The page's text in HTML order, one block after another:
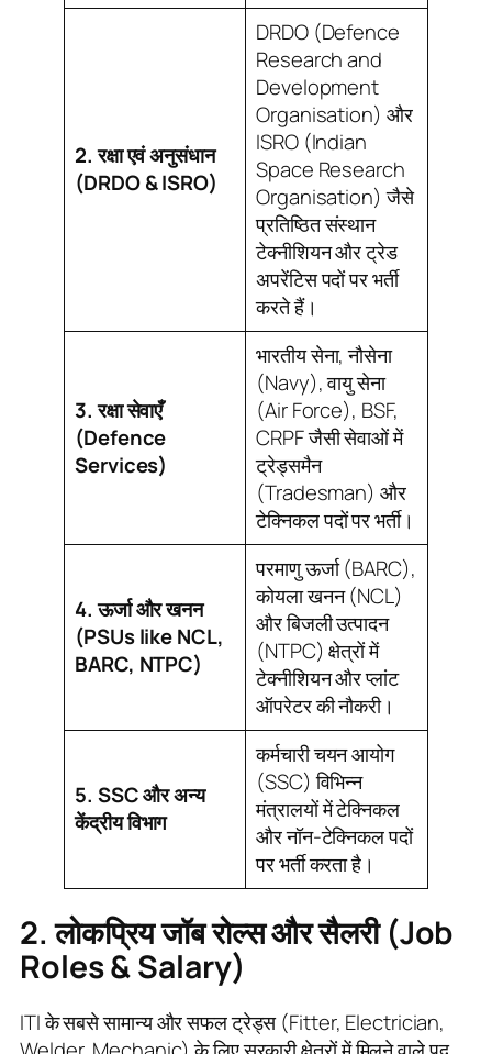
2. रक्षा एवं अनुसंधान
(DRDO & ISRO)
DRDO (Defence
Research and
Development
Organisation) और
ISRO (Indian
Space Research
Organisation) जैसे
प्रतिष्ठित संस्थान
टेक्नीशियन और ट्रेड
अपरेंटिस पदों पर भर्ती
करते हैं।
3. रक्षा सेवाएँ
(Defence
Services)
भारतीय सेना, नौसेना
(Navy), वायु सेना
(Air Force), BSF,
CRPF जैसी सेवाओं में
ट्रेड्समैन
(Tradesman) और
टेक्निकल पदों पर भर्ती।
4. ऊर्जा और खनन
(PSUs like NCL,
BARC, NTPC)
परमाणु ऊर्जा (BARC),
कोयला खनन (NCL)
और बिजली उत्पादन
(NTPC) क्षेत्रों में
टेक्नीशियन और प्लांट
ऑपरेटर की नौकरी।
5. SSC और अन्य
केंद्रीय विभाग
कर्मचारी चयन आयोग
(SSC) विभिन्न
मंत्रालयों में टेक्निकल
और नॉन-टेक्निकल पदों
पर भर्ती करता है।
2. लोकप्रिय जॉब रोल्स और सैलरी (Job
Roles & Salary)
ITI के सबसे सामान्य और सफल ट्रेड्स (Fitter, Electrician,